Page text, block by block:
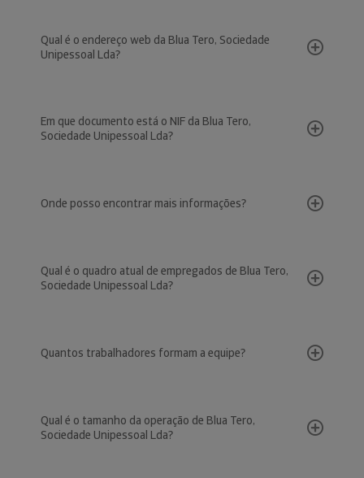
Qual é o endereço web da Blua Tero, Sociedade
Unipessoal Lda?
Em que documento está o NIF da Blua Tero,
Sociedade Unipessoal Lda?
Onde posso encontrar mais informações?
Qual é o quadro atual de empregados de Blua Tero,
Sociedade Unipessoal Lda?
Quantos trabalhadores formam a equipe?
Qual é o tamanho da operação de Blua Tero,
Sociedade Unipessoal Lda?